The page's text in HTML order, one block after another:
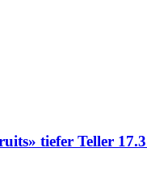
tiefer Teller